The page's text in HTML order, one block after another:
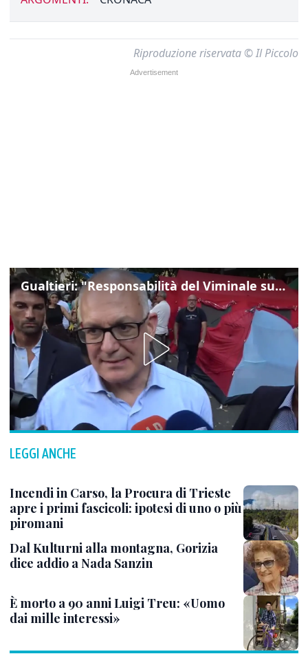
Riproduzione riservata © Il Piccolo
Gualtieri: "Responsabilità del Viminale su Spin Time? La posizione dei partiti è nota"
LEGGI ANCHE
Incendi in Carso, la Procura di Trieste
apre i primi fascicoli: ipotesi di uno o più
piromani
Dal Kulturni alla montagna, Gorizia
dice addio a Nada Sanzin
È morto a 90 anni Luigi Treu: «Uomo
dai mille interessi»